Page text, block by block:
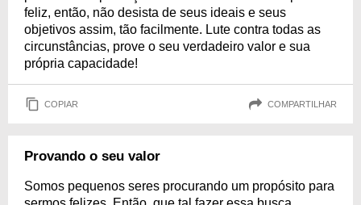
feliz, então, não desista de seus ideais e seus
objetivos assim, tão facilmente. Lute contra todas as
circunstâncias, prove o seu verdadeiro valor e sua
própria capacidade!
COPIAR COMPARTILHAR
Provando o seu valor
Somos pequenos seres procurando um propósito para